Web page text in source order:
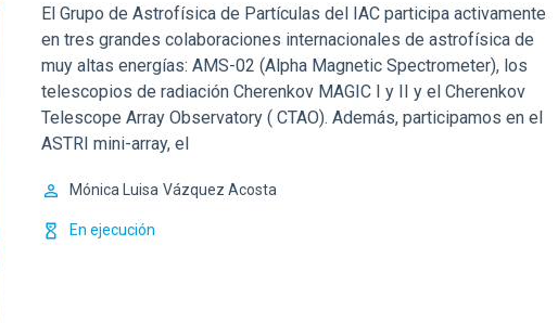
El Grupo de Astrofísica de Partículas del IAC participa activamente
en tres grandes colaboraciones internacionales de astrofísica de
muy altas energías: AMS-02 (Alpha Magnetic Spectrometer), los
telescopios de radiación Cherenkov MAGIC I y II y el Cherenkov
Telescope Array Observatory ( CTAO). Además, participamos en el
ASTRI mini-array, el
Mónica Luisa Vázquez Acosta
En ejecución